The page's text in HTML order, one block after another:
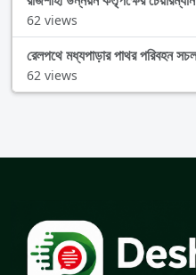
62 views
রেলপথে মধ্যপাড়ার পাথর পরিবহন
62 views